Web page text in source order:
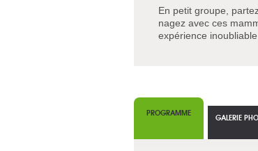
En petit groupe,
nagez avec ces
expérience
PROGRAMME GALERIE